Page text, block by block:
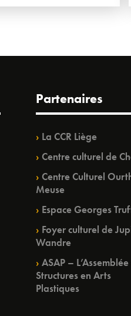
Partenaires
La CCR Liège
Centre culturel de
Centre Culturel
Meuse
Espace Georges
Foyer culturel de
Wandre
ASAP –
Structures en Arts
Plastiques